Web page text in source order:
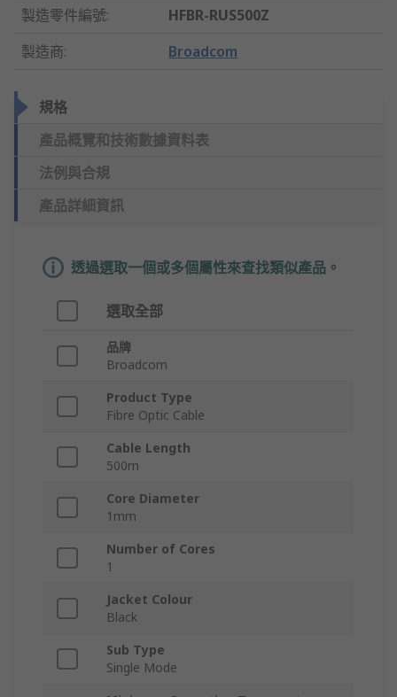
製造零件編號:
HFBR-RUS500Z
製造商: Broadcom
規格
產品概覽和技術數據資料表
法例與合規
產品詳細資訊
透過選取一個或多個屬性來查找類似產品。
選取全部
品牌
Broadcom
Product Type
Fibre Optic Cable
Cable Length
500m
Core Diameter
1mm
Number of Cores
1
Jacket Colour
Black
Sub Type
Single Mode